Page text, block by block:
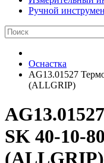
Ручной
Оснастка
AG13.01527
(ALLGRIP)
SK 40-10-
(ALLGRIP)